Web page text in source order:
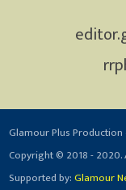
Glamour Plus
Copyright © 2018 - 2020.
Supported by:Glamour